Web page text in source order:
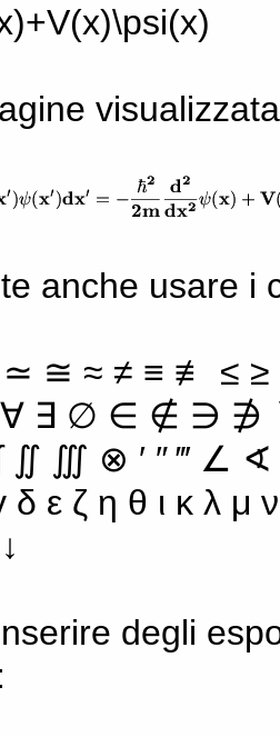
anche usare i
≅ ≈ ≠ ≡ ≢ ≤
∃ ∅ ∈ ∉ ∋ ∌
∬ ∭ ⊗ ′ ″ ‴ ∠
δ ε ζ η θ ι κ λ
degli